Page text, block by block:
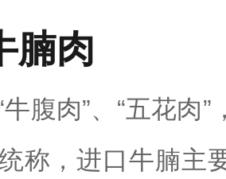
腩肉
腹肉”、“五花肉
称，进口牛腩主